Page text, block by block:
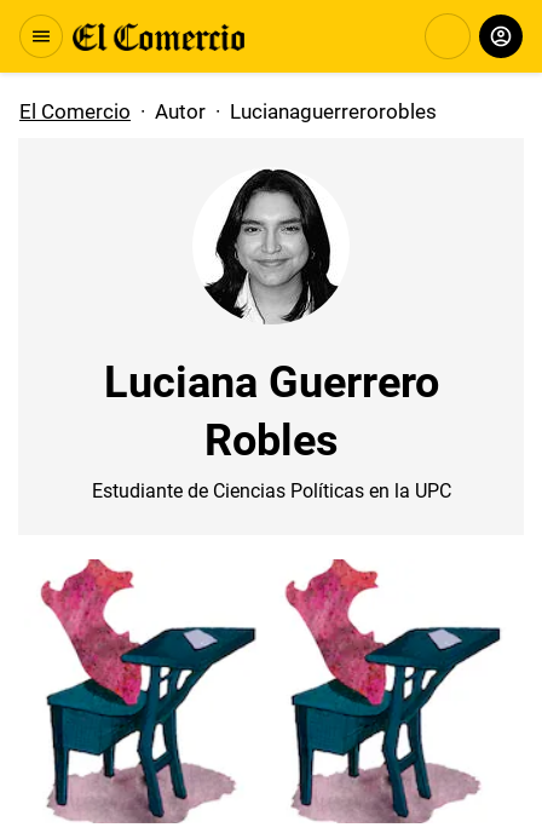
El Comercio · Autor · Lucianaguerrerorobles
Luciana Guerrero
Robles
Estudiante de Ciencias Políticas en la UPC